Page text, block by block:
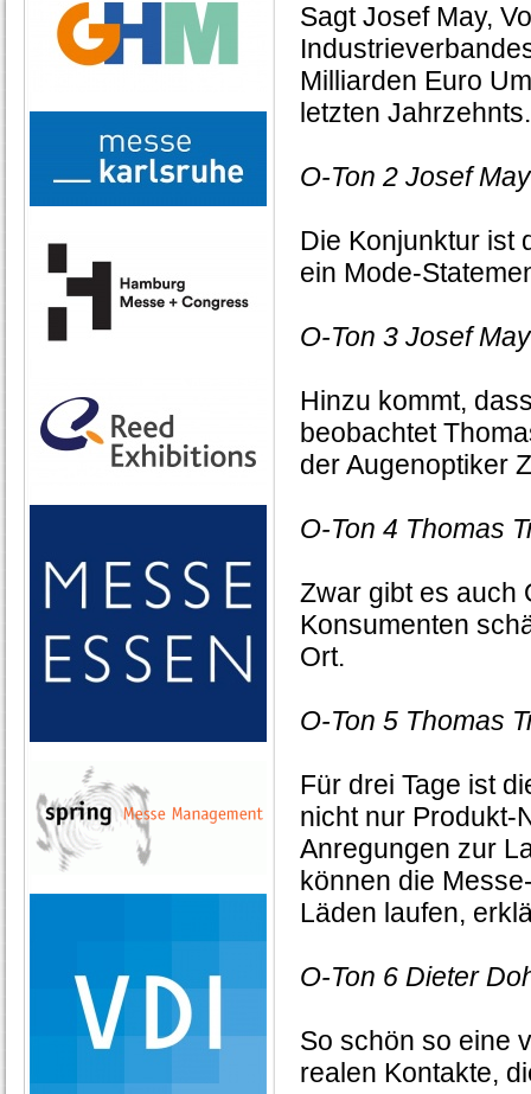
Sagt Josef May,
Milliarden Euro
letzten
O-Ton 2 Josef
Die Konjunktur ist
ein Mode-
O-Ton 3 Josef
Hinzu kommt,
beobachtet
der Augenoptiker
O-Ton 4 Thomas
Zwar gibt es auch
Konsumenten
Ort.
O-Ton 5 Thomas
Für drei Tage ist
nicht nur Produkt-
Anregungen zur
können die
Läden laufen,
O-Ton 6 Dieter
So schön so eine
realen Kontakte,